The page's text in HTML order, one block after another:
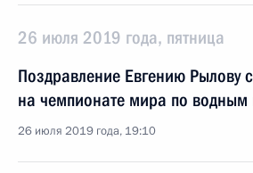
26 июля 2019 года, пятница
Поздравление Евгению Рылову
на чемпионате мира по водным
26 июля 2019 года, 19:10